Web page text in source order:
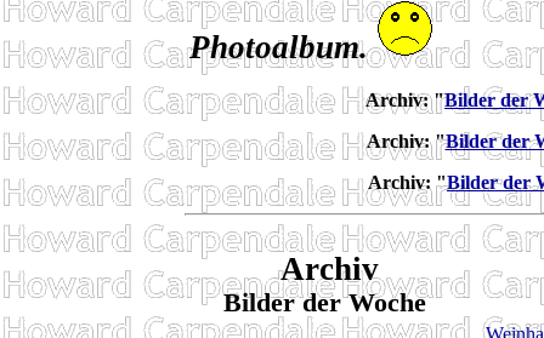
Photoalbum.
Archiv:"Bilder der
Archiv:"Bilder der
Archiv: "Bilder der
Archiv
Bilder der Woche